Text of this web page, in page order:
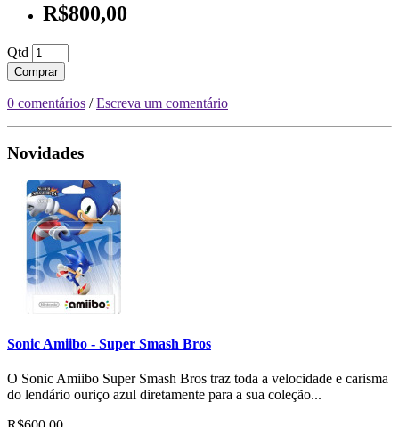
R$800,00
Qtd
Comprar
0 comentários /Escreva um comentário
Novidades
Sonic Amiibo - Super Smash Bros
O Sonic Amiibo Super Smash Bros traz toda a velocidade e carisma
do lendário ouriço azul diretamente para a sua coleção...